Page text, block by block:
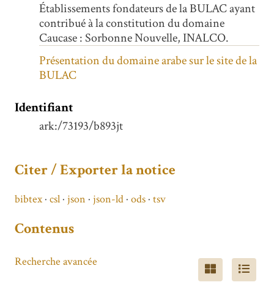
Établissements fondateurs de la BULAC ayant
contribué à la constitution du domaine
Caucase : Sorbonne Nouvelle, INALCO.
Présentation du domaine arabe sur le site de la
BULAC
Identifiant
ark:/73193/b893jt
Citer / Exporter la notice
bibtex csl json json-ld ods tsv
Contenus
Recherche avancée